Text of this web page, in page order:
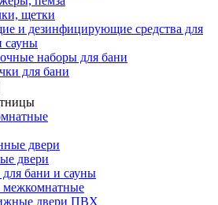
щетки
и дезинфицирующие средства для
сауны
наборы для бани
для бани
двери
двери
бани и сауны
межкомнатные
двери ПВХ